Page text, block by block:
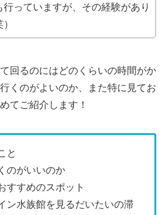
行っていますが、その経験があり
回るのにはどのくらいの時間がか
くのがよいのか、また特に見てお
てご紹介します！
と
のがいいのか
すめのスポット
ン水族館を見るだいたいの滞